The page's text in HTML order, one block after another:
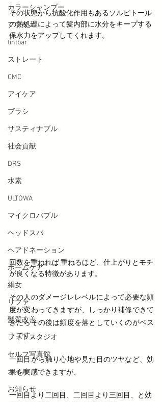
カラーシャンプー
アプリエ
tintbar
ストレート
CMC
アイケア
ブラシ
サスティナブル
社会貢献
DRS
水素
ULTOWA
マイクロバブル
ヘッドスパ
ヘアドネーション
ホームケア
絹女
リファ
髪質改善
フォトスタジオ
セルフ写真館
オイル
お知らせ
その状態から抗酸化作用もあるソルビトール
の熱処理によって髪内部に水分をキープする
保水力をアップしてくれます。
回数を重ねれば 重ねるほど、仕上がりとモチ
が良くなる特徴があります。
その人のダメージレレベルによって必要な頻
度が変わってきますが、しっかり補修できて
きたらその後は頻度を落としていくのがベス
トです。
一回目から触り心地や見た目のツヤなど、効
果を実感できますが、
一回目より二回目、二回目より三回目、と効